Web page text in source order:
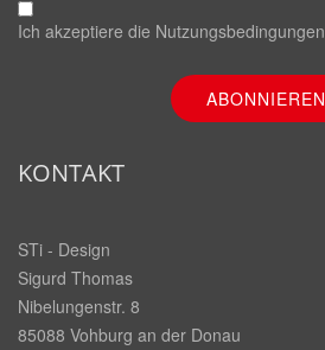
Ich akzeptiere die Nutzungsbedingungen
KONTAKT
STi - Design
Sigurd Thomas
Nibelungenstr. 8
85088 Vohburg an der Donau